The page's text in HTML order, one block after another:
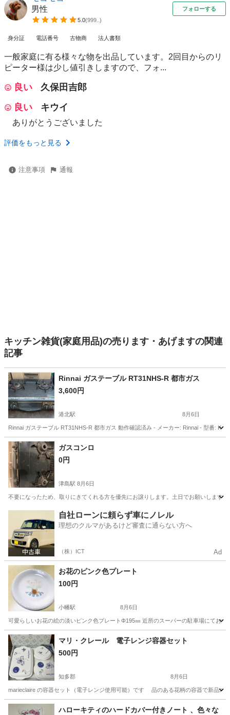
男性
5.0(999.. )
フォローする
身分証 電話番号 古物商 法人書類
一般家庭に有る様々な物を出品しています。2回目からのリ
ピーター様は少し値引きしますので、フォ...
良い
久保田吉郎
良い
キウイ
ありがとうございました
評価をもっと見る
注意事項 通報
キッチン雑貨(家庭用品)の売ります・あげますの関連
記事
Rinnai ガステーブル RT31NHS-R 都市ガス
3,600円
港北駅 8月6日
Rinnai ガステーブル RT31NHS-R 都市ガス 動作確認済み - メーカー: Rinnai - 型番:
愛知 名古屋市 ガスコンロ
0円
津島駅 8月6日
不要になったため、取りにきてくれる方を優先にお譲りします。土日でお願いします
津島駅 生活雑貨
自社ローンに頼らず車にノレル
理想のクルマがあるけど審査に通らない方へ
（株）ICT Ad
お花のピンク色プレート
100円
小幡駅 8月6日
可愛らしいお花の絵の淡いピンク色プレートΦ195㎜ 近所のスーパーの駐車場にてお
愛知 名古屋市 小幡駅 ピンク色
マリ・クレール 電子レンジ容器セット
500円
知多郡 8月6日
marieclaire の容器セット（電子レンジ使用可能）です 品のある花柄の容器で新品未
愛知 知多郡 家庭用品
ハローキティのハードカバー付きノート 、色々な